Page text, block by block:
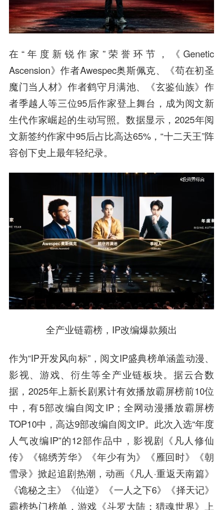
在“年度新锐作家”荣誉环节，《Genetic
Ascension》作者Awespec奥斯佩克、《苟在初圣
魔门当人材》作者鹤守月满池、《玄鉴仙族》作
者季越人等三位95后作家登上舞台，成为阅文新
生代作家崛起的生动写照。数据显示，2025年阅
文新签约作家中95后占比高达65%，“十二天王”阵
容创下史上最年轻纪录。
全产业链霸榜，IP改编爆款频出
作为“IP开发风向标”，阅文IP盛典榜单涵盖动漫、
影视、游戏、衍生等全产业链板块。据云合数
据，2025年上新长剧累计有效播放霸屏榜前10位
中，有5部改编自阅文IP；全网动漫播放霸屏榜
TOP10中，高达9部改编自阅文IP。此次入选“年度
人气改编IP”的12部作品中，影视剧《凡人修仙
传》《锦绣芳华》《年少有为》《雁回时》《朝
雪录》掀起追剧热潮，动画《凡人·重返天南篇》
《诡秘之主》《仙逆》《一人之下6》《择天记》
霸榜热门榜单，游戏《斗罗大陆：猎魂世界》上